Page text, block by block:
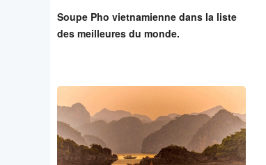
Soupe Pho vietnamienne dans la liste
des meilleures du monde.